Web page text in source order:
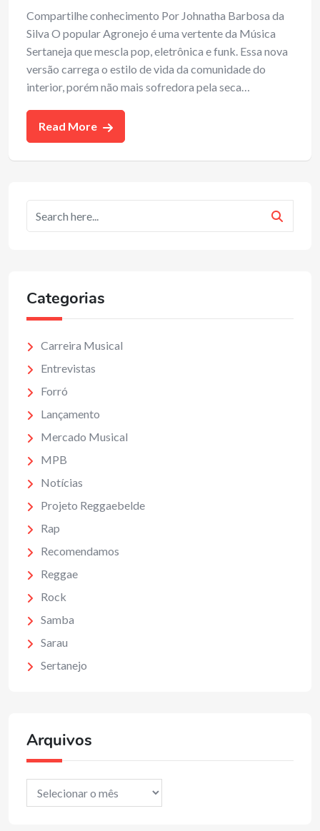
Compartilhe conhecimento Por Johnatha Barbosa da
Silva O popular Agronejo é uma vertente da Música
Sertaneja que mescla pop, eletrônica e funk. Essa nova
versão carrega o estilo de vida da comunidade do
interior, porém não mais sofredora pela seca…
Read More
Categorias
Carreira Musical
Entrevistas
Forró
Lançamento
Mercado Musical
MPB
Notícias
Projeto Reggaebelde
Rap
Recomendamos
Reggae
Rock
Samba
Sarau
Sertanejo
Arquivos
Arquivos